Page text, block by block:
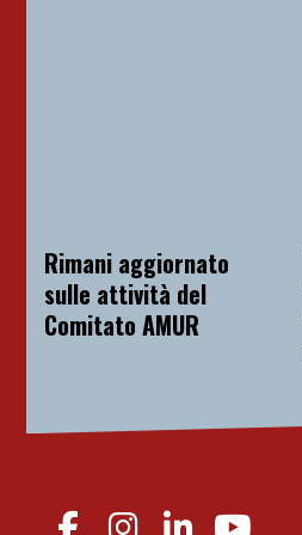
Rimani aggiornato
sulle attività del
Comitato AMUR